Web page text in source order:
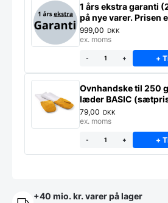
1 års ekstra garanti
på nye varer. Prisen
ekstra garanti på ét
999,00 DKK
ex. moms
- + +
Ovnhandske til 250
læder BASIC
79,00 DKK
ex. moms
- + +
+40 mio. kr. varer på lager